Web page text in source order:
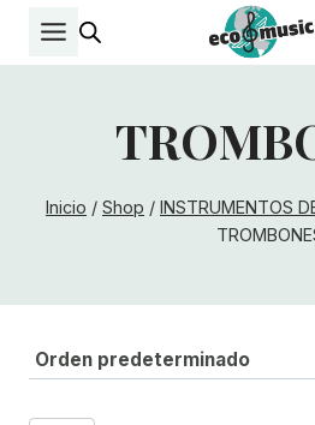
Inicio / Shop / INSTRUMENTOS